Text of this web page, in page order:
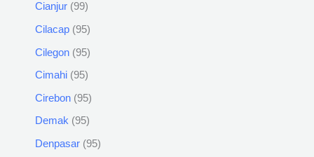
Cianjur 99
Cilacap 95
Cilegon 95
Cimahi 95
Cirebon 95
Demak 95
Denpasar 95